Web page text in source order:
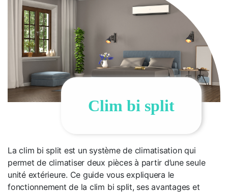
Clim bi split
La clim bi split est un système de climatisation qui
permet de climatiser deux pièces à partir d’une seule
unité extérieure. Ce guide vous expliquera le
fonctionnement de la clim bi split, ses avantages et